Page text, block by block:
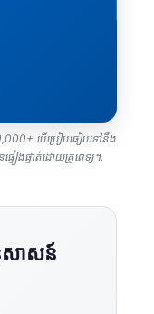
បើប្រៀបធៀបទៅនឹង
ៀងផ្ទាត់ដោយគ្រូពេទ្យ។.
សាសន៍